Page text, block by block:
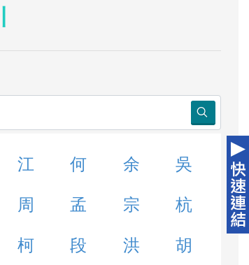
江 何 余 吳
周 孟 宗 杭
柯 段 洪 胡